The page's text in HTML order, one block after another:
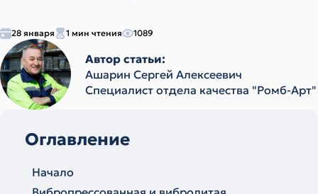
28 января 1 мин чтения 1089
Автор статьи:
Ашарин Сергей Алексеевич
Cпециалист отдела качества "Ромб-Арт"
Оглавление
Начало